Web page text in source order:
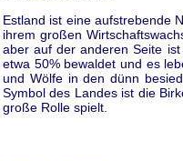
Estland ist eine aufstrebende
ihrem großen
aber auf der anderen Seite
etwa 50% bewaldet und es
und Wölfe in den dünn
Symbol des Landes ist die
große Rolle spielt.